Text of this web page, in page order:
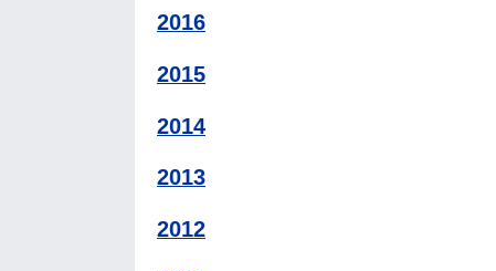
2016
2015
2014
2013
2012